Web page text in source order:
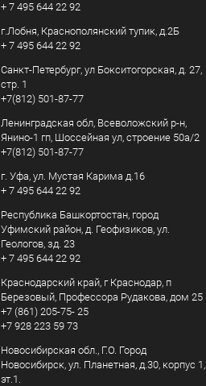
+ 7 495 644 22 92
г.Лобня, Краснополянский тупик, д.2Б
+ 7 495 644 22 92
Санкт-Петербург, ул Бокситогорская, д. 27,
стр. 1
+7(812) 501-87-77
Ленинградская обл, Всеволожский р-н,
Янино-1 гп, Шоссейная ул, строение 50а/2
+7(812) 501-87-77
г. Уфа, ул. Мустая Карима д.16
+ 7 495 644 22 92
Республика Башкортостан, город
Уфимский район, д. Геофизиков, ул.
Геологов, зд. 23
+ 7 495 644 22 92
Краснодарский край, г Краснодар, п
Березовый, Профессора Рудакова, дом 25
+7 (861) 205-75- 25
+7 928 223 59 73
Новосибирская обл., Г.О. Город
Новосибирск, ул. Планетная, д.30, корпус 1,
эт.1.